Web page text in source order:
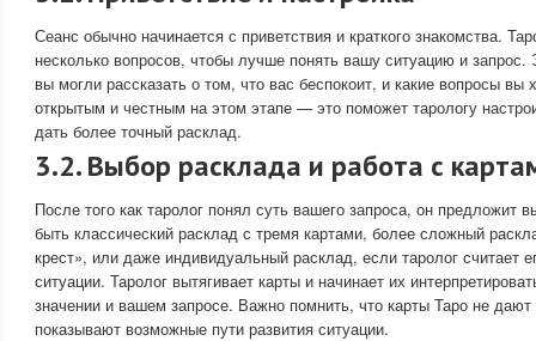
Сеанс обычно начинается с приветствия и краткого знакомства.
несколько вопросов, чтобы лучше понять вашу ситуацию и
вы могли рассказать о том, что вас беспокоит, и какие вопросы вы
открытым и честным на этом этапе — это поможет тарологу
дать более точный расклад.
3.2. Выбор расклада и работа с
После того как таролог понял суть вашего запроса, он предложит
быть классический расклад с тремя картами, более сложный
крест», или даже индивидуальный расклад, если таролог считает
ситуации. Таролог вытягивает карты и начинает их
значении и вашем запросе. Важно помнить, что карты Таро не дают
показывают возможные пути развития ситуации.